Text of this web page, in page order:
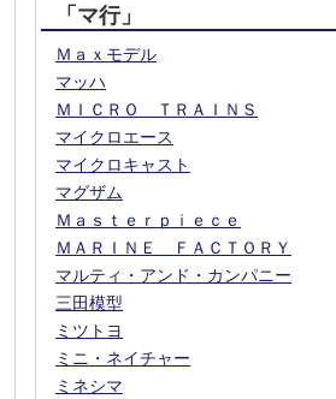
「マ行」
Ｍａｘモデル
マッハ
ＭＩＣＲＯ ＴＲＡＩＮＳ
マイクロエース
マイクロキャスト
マグザム
Ｍａｓｔｅｒｐｉｅｃｅ
ＭＡＲＩＮＥ ＦＡＣＴＯＲＹ
マルティ・アンド・カンパニー
三田模型
ミツトヨ
ミニ・ネイチャー
ミネシマ